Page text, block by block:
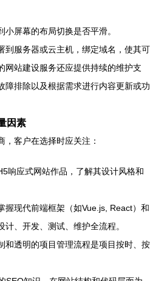
小屏幕的布局切换是否平滑。
到服务器或云主机，绑定域名，使其可
网站建设服务还应提供持续的维护支
障排除以及根据需求进行内容更新或功
因素
客户在选择时应关注：
响应式网站作品，了解其设计风格和
握现代前端框架（如Vue.js, React）和
、开发、测试、维护全流程。
和透明的项目管理流程是项目按时、按